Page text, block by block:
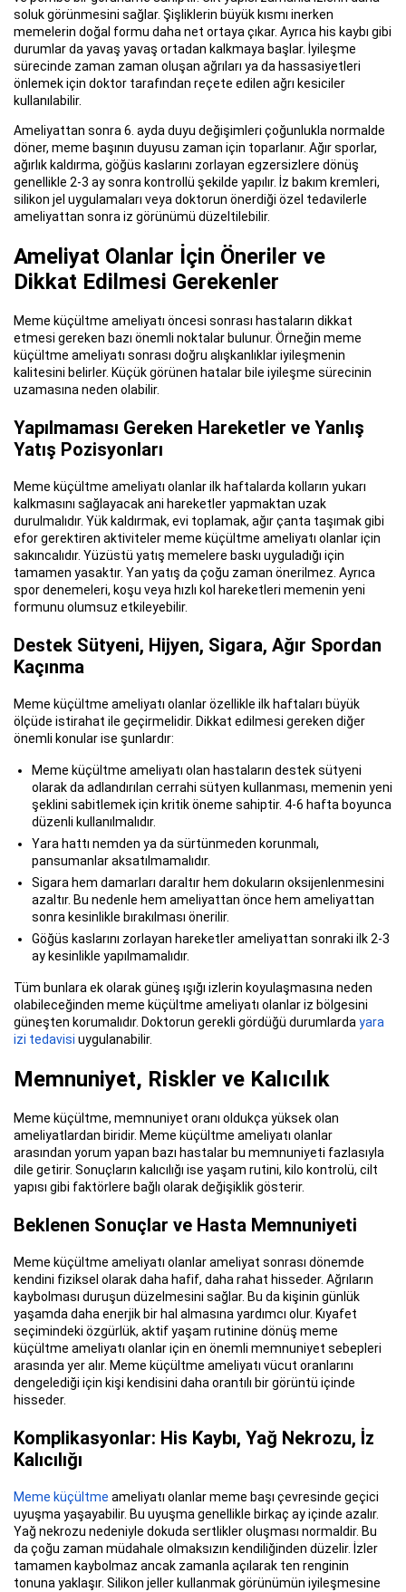
soluk görünmesini sağlar. Şişliklerin büyük kısmı inerken
memelerin doğal formu daha net ortaya çıkar. Ayrıca his kaybı gibi
durumlar da yavaş yavaş ortadan kalkmaya başlar. İyileşme
sürecinde zaman zaman oluşan ağrıları ya da hassasiyetleri
önlemek için doktor tarafından reçete edilen ağrı kesiciler
kullanılabilir.
Ameliyattan sonra 6. ayda duyu değişimleri çoğunlukla normalde
döner, meme başının duyusu zaman için toparlanır. Ağır sporlar,
ağırlık kaldırma, göğüs kaslarını zorlayan egzersizlere dönüş
genellikle 2-3 ay sonra kontrollü şekilde yapılır. İz bakım kremleri,
silikon jel uygulamaları veya doktorun önerdiği özel tedavilerle
ameliyattan sonra iz görünümü düzeltilebilir.
Ameliyat Olanlar İçin Öneriler ve
Dikkat Edilmesi Gerekenler
Meme küçültme ameliyatı öncesi sonrası hastaların dikkat
etmesi gereken bazı önemli noktalar bulunur. Örneğin meme
küçültme ameliyatı sonrası doğru alışkanlıklar iyileşmenin
kalitesini belirler. Küçük görünen hatalar bile iyileşme sürecinin
uzamasına neden olabilir.
Yapılmaması Gereken Hareketler ve Yanlış
Yatış Pozisyonları
Meme küçültme ameliyatı olanlar ilk haftalarda kolların yukarı
kalkmasını sağlayacak ani hareketler yapmaktan uzak
durulmalıdır. Yük kaldırmak, evi toplamak, ağır çanta taşımak gibi
efor gerektiren aktiviteler meme küçültme ameliyatı olanlar için
sakıncalıdır. Yüzüstü yatış memelere baskı uyguladığı için
tamamen yasaktır. Yan yatış da çoğu zaman önerilmez. Ayrıca
spor denemeleri, koşu veya hızlı kol hareketleri memenin yeni
formunu olumsuz etkileyebilir.
Destek Sütyeni, Hijyen, Sigara, Ağır Spordan
Kaçınma
Meme küçültme ameliyatı olanlar özellikle ilk haftaları büyük
ölçüde istirahat ile geçirmelidir. Dikkat edilmesi gereken diğer
önemli konular ise şunlardır:
Meme küçültme ameliyatı olan hastaların destek sütyeni
olarak da adlandırılan cerrahi sütyen kullanması, memenin yeni
şeklini sabitlemek için kritik öneme sahiptir. 4-6 hafta boyunca
düzenli kullanılmalıdır.
Yara hattı nemden ya da sürtünmeden korunmalı,
pansumanlar aksatılmamalıdır.
Sigara hem damarları daraltır hem dokuların oksijenlenmesini
azaltır. Bu nedenle hem ameliyattan önce hem ameliyattan
sonra kesinlikle bırakılması önerilir.
Göğüs kaslarını zorlayan hareketler ameliyattan sonraki ilk 2-3
ay kesinlikle yapılmamalıdır.
Tüm bunlara ek olarak güneş ışığı izlerin koyulaşmasına neden
olabileceğinden meme küçültme ameliyatı olanlar iz bölgesini
güneşten korumalıdır. Doktorun gerekli gördüğü durumlardayara
izi tedavisi uygulanabilir.
Memnuniyet, Riskler ve Kalıcılık
Meme küçültme, memnuniyet oranı oldukça yüksek olan
ameliyatlardan biridir. Meme küçültme ameliyatı olanlar
arasından yorum yapan bazı hastalar bu memnuniyeti fazlasıyla
dile getirir. Sonuçların kalıcılığı ise yaşam rutini, kilo kontrolü, cilt
yapısı gibi faktörlere bağlı olarak değişiklik gösterir.
Beklenen Sonuçlar ve Hasta Memnuniyeti
Meme küçültme ameliyatı olanlar ameliyat sonrası dönemde
kendini fiziksel olarak daha hafif, daha rahat hisseder. Ağrıların
kaybolması duruşun düzelmesini sağlar. Bu da kişinin günlük
yaşamda daha enerjik bir hal almasına yardımcı olur. Kıyafet
seçimindeki özgürlük, aktif yaşam rutinine dönüş meme
küçültme ameliyatı olanlar için en önemli memnuniyet sebepleri
arasında yer alır. Meme küçültme ameliyatı vücut oranlarını
dengelediği için kişi kendisini daha orantılı bir görüntü içinde
hisseder.
Komplikasyonlar: His Kaybı, Yağ Nekrozu, İz
Kalıcılığı
Meme küçültme ameliyatı olanlar meme başı çevresinde geçici
uyuşma yaşayabilir. Bu uyuşma genellikle birkaç ay içinde azalır.
Yağ nekrozu nedeniyle dokuda sertlikler oluşması normaldir. Bu
da çoğu zaman müdahale olmaksızın kendiliğinden düzelir. İzler
tamamen kaybolmaz ancak zamanla açılarak ten renginin
tonuna yaklaşır. Silikon jeller kullanmak görünümün iyileşmesine